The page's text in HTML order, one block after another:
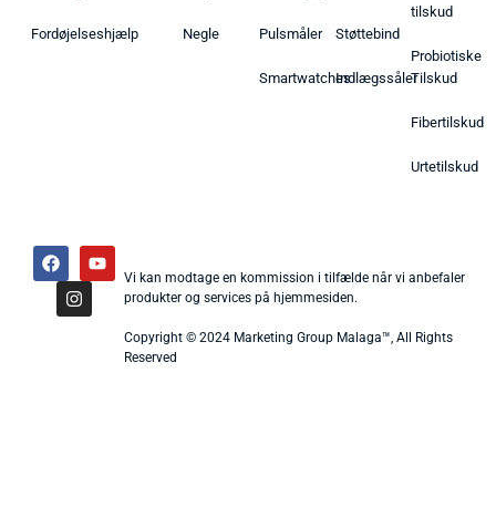
Fordøjelseshjælp Negle Pulsmåler
Smartwatches
Støttebind
Indlægssåler
tilskud
Probiotiske
Tilskud
Fibertilskud
Urtetilskud
Vi kan modtage en kommission i tilfælde når vi anbefaler
produkter og services på hjemmesiden.
Copyright © 2024 Marketing Group Malaga™, All Rights
Reserved